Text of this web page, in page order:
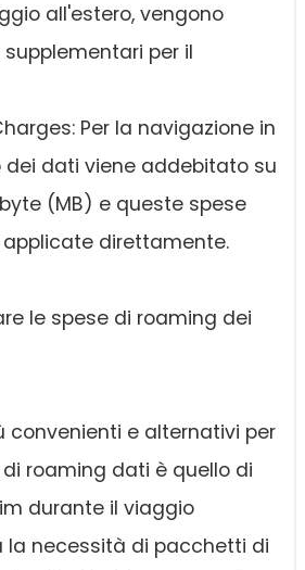
all'estero, vengono
per il
Per la navigazione in
dei dati viene addebitato su
(MB) e queste spese
applicate direttamente.
le spese di roaming dei
convenienti e alternativi per
roaming dati è quello di
durante il viaggio
la necessità di pacchetti di